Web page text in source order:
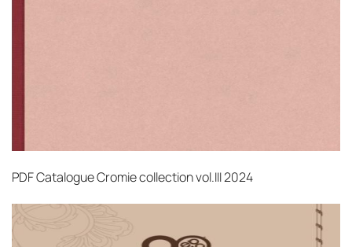
PDFCatalogue Cromie collection vol.III 2024